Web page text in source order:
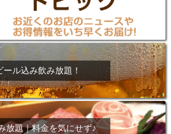
ール込み飲み放題！
放題｜料金を気にせず♪